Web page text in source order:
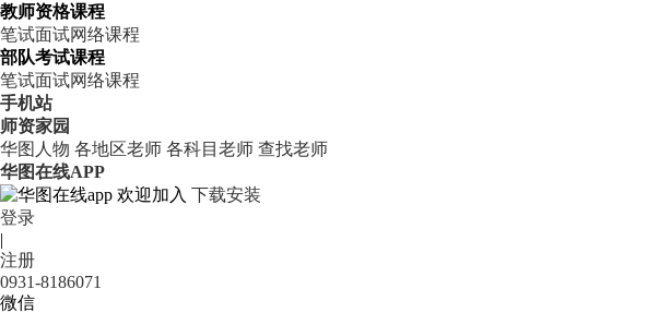
教师资格课程
笔试面试网络课程
部队考试课程
笔试面试网络课程
手机站
师资家园
华图人物 各地区老师 各科目老师 查找老师
华图在线APP
欢迎加入 下载安装
登录
|
注册
0931-8186071
微信